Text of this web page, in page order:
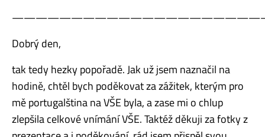
Dobrý den,
tak tedy hezky popořadě. Jak už jsem naznačil na
hodině, chtěl bych poděkovat za zážitek, kterým pro
mě portugalština na VŠE byla, a zase mi o chlup
zlepšila celkové vnímání VŠE. Taktéž děkuji za fotky z